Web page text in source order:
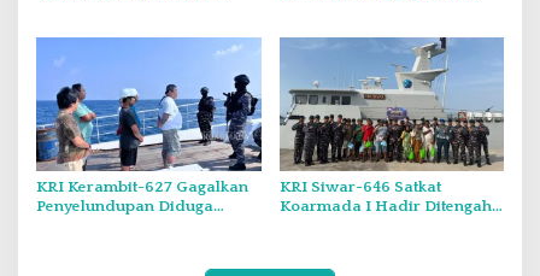
KRI Kerambit-627 Gagalkan
Penyelundupan Diduga
KRI Siwar-646 Satkat
Koarmada I Hadir Ditengah